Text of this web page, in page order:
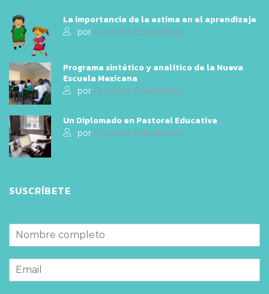
La importancia de la estima en el aprendizaje
por Queridos Educadores
Programa sintético y analítico de la Nueva
Escuela Mexicana
por Queridos Educadores
Un Diplomado en Pastoral Educativa
por Queridos Educadores
SUSCRÍBETE